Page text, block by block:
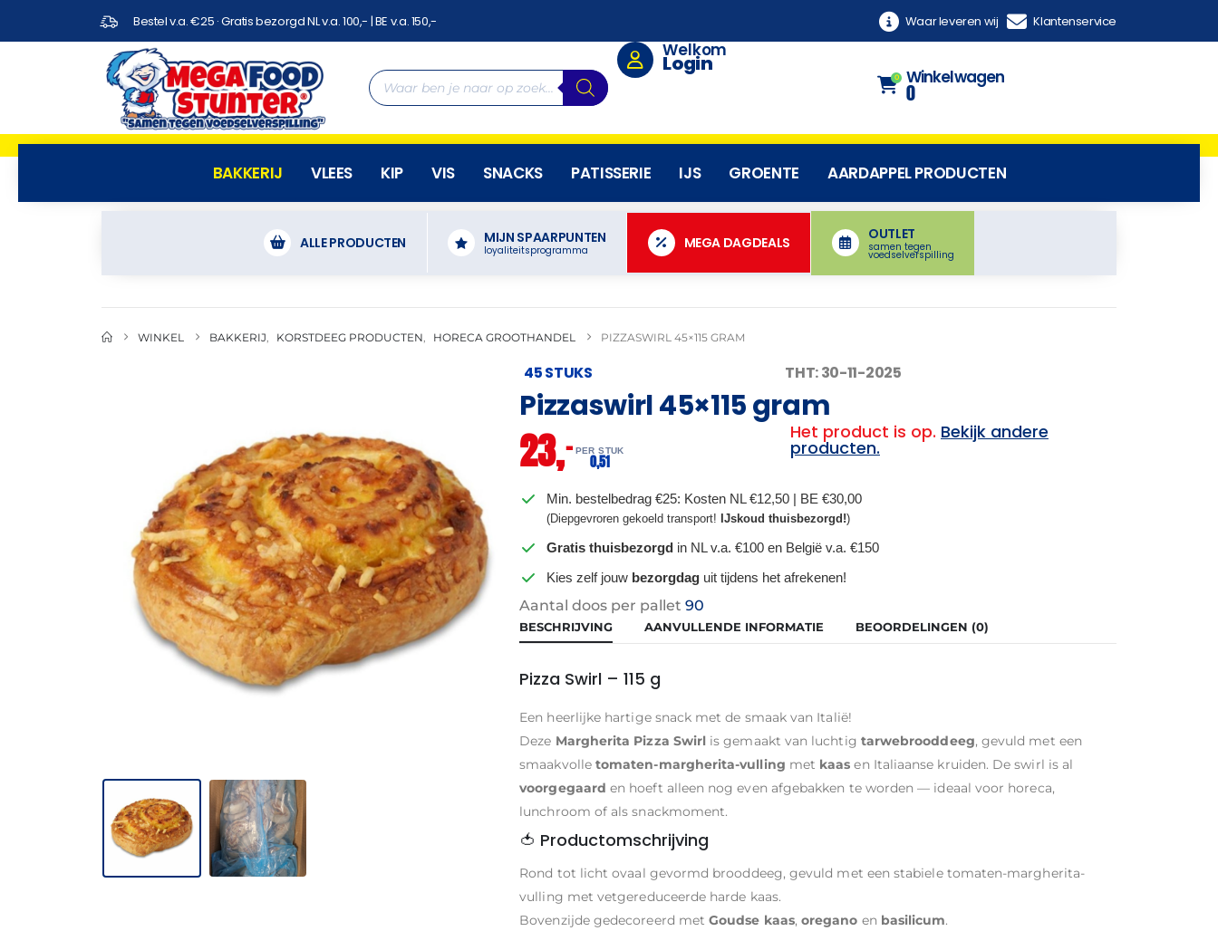
Bestel v.a. €25 · Gratis bezorgd NL v.a. 100,- | BE v.a. 150,- Waar leveren wij Klantenservice
Welkom
Login
0 Winkelwagen
0
BAKKERIJ VLEES KIP VIS SNACKS PATISSERIE IJS GROENTE AARDAPPEL PRODUCTEN
ALLE PRODUCTEN MIJN SPAARPUNTEN
loyaliteitsprogramma MEGA DAGDEALS
OUTLET
samen tegen
voedselverspilling
WINKEL BAKKERIJ KORSTDEEG PRODUCTEN HORECA GROOTHANDEL PIZZASWIRL 45×115 GRAM
45 STUKS THT: 30-11-2025
Pizzaswirl 45×115 gram
23,– PER STUK
0,51
Het product is op. Bekijk andere
producten.
Min. bestelbedrag €25: Kosten NL €12,50 | BE €30,00
(Diepgevroren gekoeld transport!IJskoud thuisbezorgd!)
Gratis thuisbezorgd in NL v.a. €100 en België v.a. €150
Kies zelf jouw bezorgdag uit tijdens het afrekenen!
Aantal doos per pallet90
BESCHRIJVING AANVULLENDE INFORMATIE BEOORDELINGEN (0)
Pizza Swirl – 115 g
Een heerlijke hartige snack met de smaak van Italië!
Deze Margherita Pizza Swirl is gemaakt van luchtig tarwebrooddeeg, gevuld met een
smaakvolle tomaten-margherita-vulling met kaas en Italiaanse kruiden. De swirl is al
voorgegaard en hoeft alleen nog even afgebakken te worden — ideaal voor horeca,
lunchroom of als snackmoment.
🍅 Productomschrijving
Rond tot licht ovaal gevormd brooddeeg, gevuld met een stabiele tomaten-margherita-
vulling met vetgereduceerde harde kaas.
Bovenzijde gedecoreerd metGoudse kaas, oregano en basilicum.